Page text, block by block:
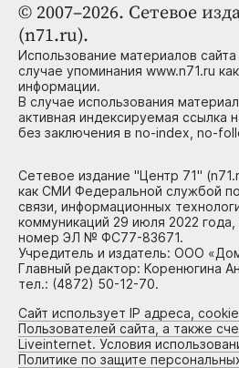
© 2007–2026. Сетевое
(n71.ru).
Использование материалов
случае упоминания www.n71.ru
информации.
В случае использования
активная индексируемая ссылка
без заключения в no-index, no-
Сетевое издание "Центр 71"
как СМИ Федеральной службой
связи, информационных
коммуникаций 29 июля 2022
номер ЭЛ № ФС77-83671.
Учредитель и издатель: ООО
Главный редактор: Коренюгина
тел.: (4872) 50-12-70.
Сайт использует IP адреса,
Пользователей сайта, а также
Liveinternet. Условия
Политике по защите